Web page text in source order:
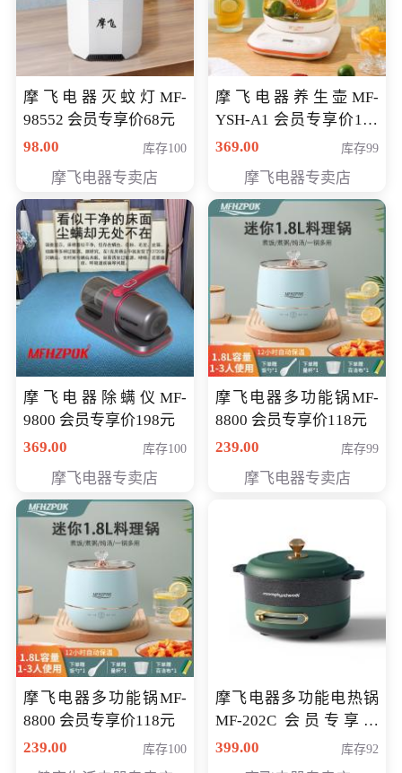
摩飞电器灭蚊灯MF-
98552 会员专享价68元
98.00
库存100
摩飞电器专卖店
摩飞电器养生壶MF-
YSH-A1 会员专享价198
元
369.00 库存99
摩飞电器专卖店
摩飞电器除螨仪MF-
9800 会员专享价198元
369.00
库存100
摩飞电器专卖店
摩飞电器多功能锅MF-
8800 会员专享价118元
239.00
库存99
摩飞电器专卖店
摩飞电器多功能锅MF-
8800 会员专享价118元
239.00
库存100
摩飞电器多功能电热锅
MF-202C 会员专享价
269元
399.00 库存92